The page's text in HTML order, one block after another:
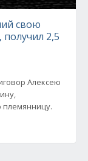
свою
2,5
Алексею